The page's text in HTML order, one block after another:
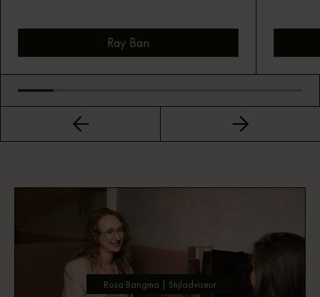
Ray Ban
Bekijk montuur
Rosa Bangma | Stijladviseur